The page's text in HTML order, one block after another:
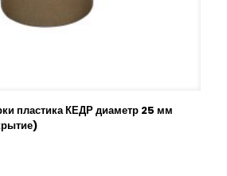
пластика КЕДР диаметр 25 мм